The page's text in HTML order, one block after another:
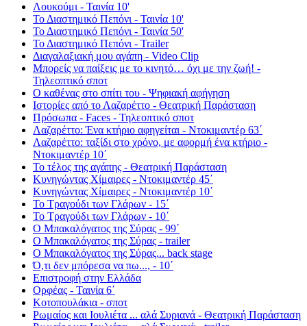
Λουκούμι - Ταινία 10'
Το Διαστημικό Πεπόνι - Ταινία 10'
Το Διαστημικό Πεπόνι - Ταινία 50'
Το Διαστημικό Πεπόνι - Trailer
Διαγαλαξιακή μου αγάπη - Video Clip
Μπορείς να παίξεις με το κινητό… όχι με την ζωή! -
Τηλεοπτικό σποτ
Ο καθένας στο σπίτι του - Ψηφιακή αφήγηση
Ιστορίες από το Λαζαρέττο - Θεατρική Παράσταση
Πρόσωπα - Faces - Τηλεοπτικό σποτ
Λαζαρέττο: Ένα κτήριο αφηγείται - Ντοκιμαντέρ 63΄
Λαζαρέττο: ταξίδι στο χρόνο, με αφορμή ένα κτήριο -
Ντοκιμαντέρ 10΄
Το τέλος της αγάπης - Θεατρική Παράσταση
Κυνηγώντας Χίμαιρες - Ντοκιμαντέρ 45΄
Κυνηγώντας Χίμαιρες - Ντοκιμαντέρ 10΄
Το Τραγούδι των Γλάρων - 15΄
Το Τραγούδι των Γλάρων - 10΄
Ο Μπακαλόγατος της Σύρας - 99΄
Ο Μπακαλόγατος της Σύρας - trailer
Ο Μπακαλόγατος της Σύρας... back stage
Ό,τι δεν μπόρεσα να πω..., - 10΄
Επιστροφή στην Ελλάδα
Ορφέας - Ταινία 6΄
Κοτοπουλάκια - σποτ
Ρωμαίος και Ιουλιέτα ... αλά Συριανά - Θεατρική Παράσταση